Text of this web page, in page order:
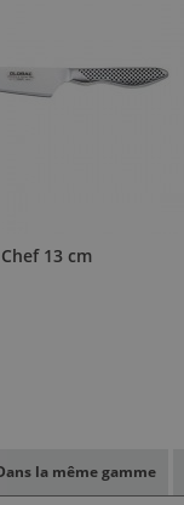
13 cm
la même gamme